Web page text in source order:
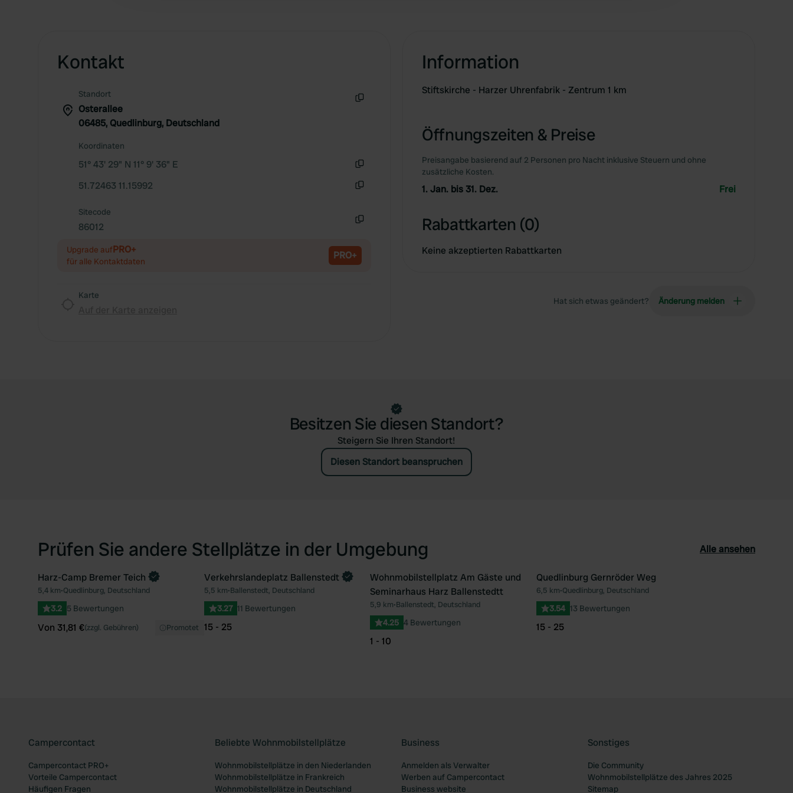
Kontakt
Standort
Osterallee
06485, Quedlinburg, Deutschland
Koordinaten
51° 43' 29" N 11° 9' 36" E
51.72463 11.15992
Sitecode
86012
Upgrade aufPRO+
für alle Kontaktdaten PRO+
Karte
Information
Stiftskirche - Harzer Uhrenfabrik - Zentrum 1 km
Öffnungszeiten & Preise
Preisangabe basierend auf 2 Personen pro Nacht inklusive Steuern und ohne
zusätzliche Kosten.
1. Jan. bis 31. Dez. Frei
Rabattkarten (0)
Keine akzeptierten Rabattkarten
Hat sich etwas geändert? Änderung melden
Besitzen Sie diesen Standort?
Steigern Sie Ihren Standort!
Diesen Standort beanspruchen
Prüfen Sie andere Stellplätze in der Umgebung Alle ansehen
Favorit
Jetzt buchen
Harz-Camp Bremer Teich
5,4 km•Quedlinburg, Deutschland
3.2 5 Bewertungen
Von 31,81 €(zzgl. Gebühren) Promotet
Favorit
Jetzt buchen
Verkehrslandeplatz Ballenstedt
5,5 km•Ballenstedt, Deutschland
3.27 11 Bewertungen
15 - 25
Favorit
Wohnmobilstellplatz Am Gäste und
Seminarhaus Harz Ballenstedtt
5,9 km•Ballenstedt, Deutschland
4.25 4 Bewertungen
1 - 10
Quedlinburg Gernröder Weg
6,5 km•Quedlinburg, Deutschland
3.54 13 Bewertungen
15 - 25
Campercontact
Campercontact PRO+
Vorteile Campercontact
Häufigen Fragen
Beliebte Wohnmobilstellplätze
Wohnmobilstellplätze in den Niederlanden
Wohnmobilstellplätze in Frankreich
Wohnmobilstellplätze in Deutschland
Business
Anmelden als Verwalter
Werben auf Campercontact
Business website
Sonstiges
Die Community
Wohnmobilstellplätze des Jahres 2025
Sitemap